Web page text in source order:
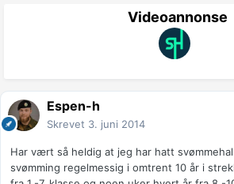
Videoannonse
Espen-h
Skrevet 3. juni 2014
Har vært så heldig at jeg har hatt
svømming regelmessig i omtrent 10 år i